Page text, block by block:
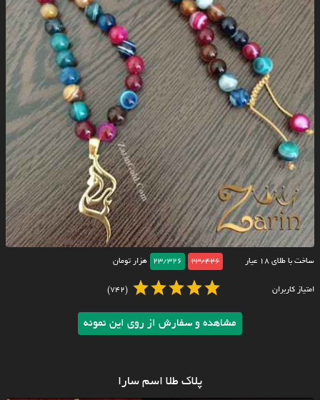
ساخت با طلای ۱۸ عیار 23/426
23/326 هزار تومان
امتیاز کاربران (742)
مشاهده و سفارش از روی این نمونه
پلاک طلا اسم سارا